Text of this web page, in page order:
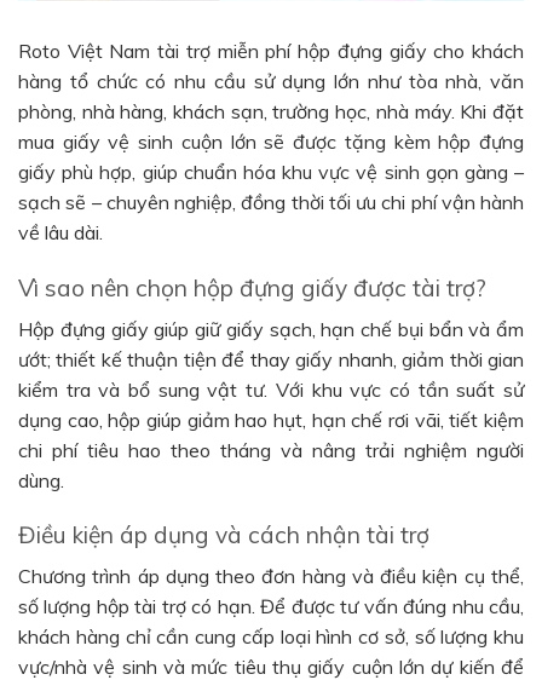
Roto Việt Nam tài trợ miễn phí hộp đựng giấy cho khách
hàng tổ chức có nhu cầu sử dụng lớn như tòa nhà, văn
phòng, nhà hàng, khách sạn, trường học, nhà máy. Khi đặt
mua giấy vệ sinh cuộn lớn sẽ được tặng kèm hộp đựng
giấy phù hợp, giúp chuẩn hóa khu vực vệ sinh gọn gàng –
sạch sẽ – chuyên nghiệp, đồng thời tối ưu chi phí vận hành
về lâu dài.
Vì sao nên chọn hộp đựng giấy được tài trợ?
Hộp đựng giấy giúp giữ giấy sạch, hạn chế bụi bẩn và ẩm
ướt; thiết kế thuận tiện để thay giấy nhanh, giảm thời gian
kiểm tra và bổ sung vật tư. Với khu vực có tần suất sử
dụng cao, hộp giúp giảm hao hụt, hạn chế rơi vãi, tiết kiệm
chi phí tiêu hao theo tháng và nâng trải nghiệm người
dùng.
Điều kiện áp dụng và cách nhận tài trợ
Chương trình áp dụng theo đơn hàng và điều kiện cụ thể,
số lượng hộp tài trợ có hạn. Để được tư vấn đúng nhu cầu,
khách hàng chỉ cần cung cấp loại hình cơ sở, số lượng khu
vực/nhà vệ sinh và mức tiêu thụ giấy cuộn lớn dự kiến để